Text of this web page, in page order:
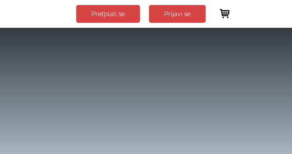
Pretplati se Prijavi se